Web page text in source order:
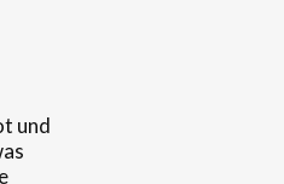
und